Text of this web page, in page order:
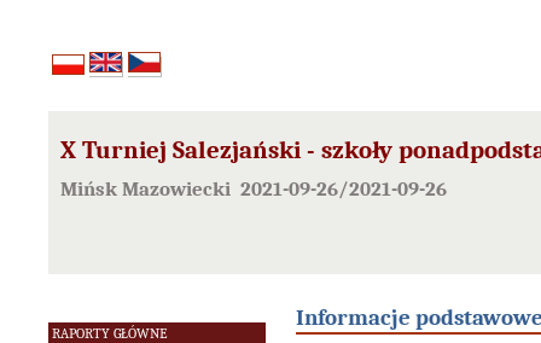
X Turniej Salezjański - szkoły
Mińsk Mazowiecki 2021-09-26/2021-09-26
RAPORTY GŁÓWNE
Informacje